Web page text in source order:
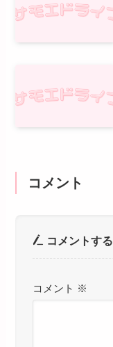
コメント
コメントする
コメント ※